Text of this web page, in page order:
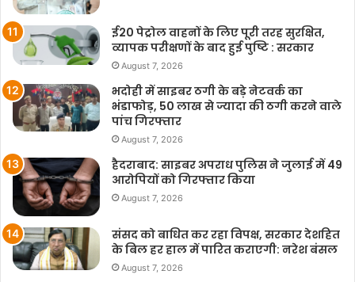
ई20 पेट्रोल वाहनों के लिए पूरी तरह सुरक्षित,
व्यापक परीक्षणों के बाद हुई पुष्टि : सरकार
August 7, 2026
भदोही में साइबर ठगी के बड़े नेटवर्क का
भंडाफोड़, 50 लाख से ज्यादा की ठगी करने वाले
पांच गिरफ्तार
August 7, 2026
हैदराबाद: साइबर अपराध पुलिस ने जुलाई में 49
आरोपियों को गिरफ्तार किया
August 7, 2026
संसद को बाधित कर रहा विपक्ष, सरकार देशहित
के बिल हर हाल में पारित कराएगी: नरेश बंसल
August 7, 2026